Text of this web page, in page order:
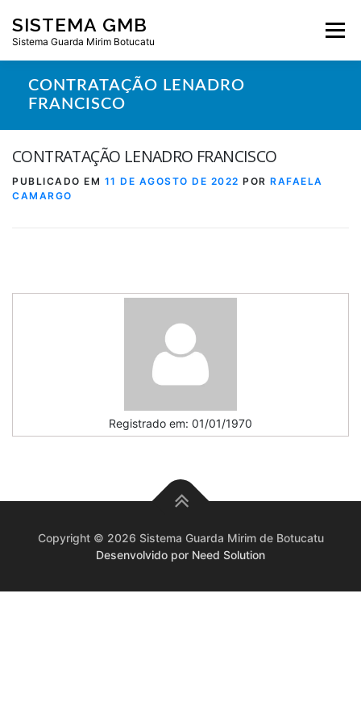
para
conteúdo
SISTEMA GMB
Sistema Guarda Mirim Botucatu
Menu
CONTRATAÇÃO LENADRO
FRANCISCO
CONTRATAÇÃO LENADRO FRANCISCO
PUBLICADO EM 11 DE AGOSTO DE 2022 POR RAFAELA
CAMARGO
Registrado em: 01/01/1970
Copyright © 2026 Sistema Guarda Mirim de Botucatu
Desenvolvido por Need Solution